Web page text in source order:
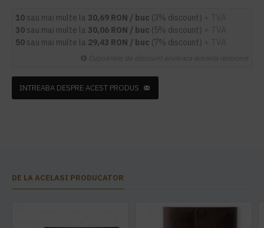
10 sau mai multe la 30,69 RON / buc (3% discount)
30 sau mai multe la 30,06 RON / buc (5% discount)
50 sau mai multe la 29,43 RON / buc (7% discount)
INTREABA DESPRE ACEST PRODUS
DE LA ACELASI PRODUCATOR